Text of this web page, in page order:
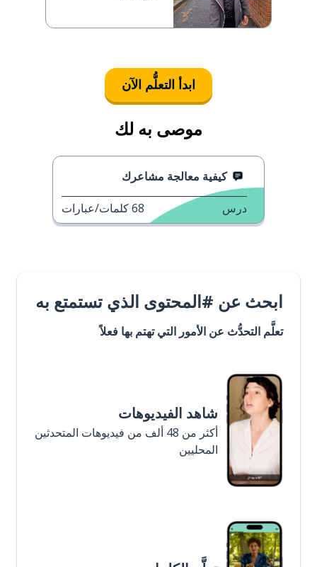
ابدأ التعلُّم الآن
موصى به لك
كيفية معالجة مشاعرك
درس 68كلمات/عبارات
ابحث عن #المحتوى الذي تستمتع به
تعلَّم التحدُّث عن الأمور التي تهتم بها فعلاً
شاهد الفيديوهات
أكثر من 48 ألف من فيديوهات المتحدثين
المحليين